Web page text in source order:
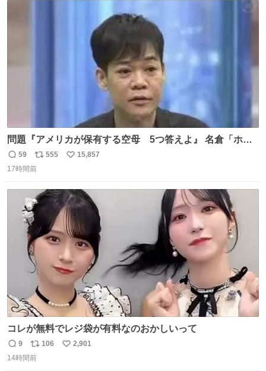
問題『アメリカが保有する空母 5つ答えよ』 名倉「ホン
マごめん、日本」
返
信
59
リ
ポ
ト
数
555
い
数
15,857
17時間前
コレが無料でレジ袋が有料なのおかしいって
返
信
9
リ
ポ
106
い
2,901
14時間前